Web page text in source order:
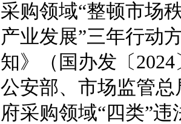
采购领域“整顿市场
产业发展”三年行动
知》（国办发〔
公安部、市场监管
府采购领域“四类”